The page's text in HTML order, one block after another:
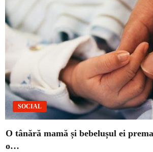
SOCIAL
O tânără mamă și bebelușul ei
o…